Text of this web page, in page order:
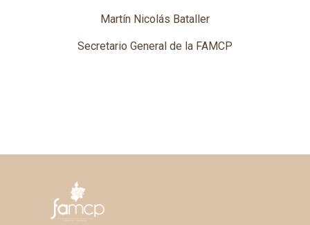
Martín Nicolás Bataller
Secretario General de la FAMCP